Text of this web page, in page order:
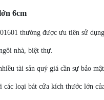
6cm
thường được ưu tiên sử
nhà, biệt thự.
tài sản quý giá cần sự bảo
các loại bát cửa kích thước lớn